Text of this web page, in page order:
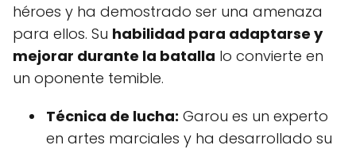
héroes y ha demostrado ser una amenaza
para ellos. Su habilidad para adaptarse y
mejorar durante la batalla lo convierte en
un oponente temible.
Técnica de lucha: Garou es un experto
en artes marciales y ha desarrollado su